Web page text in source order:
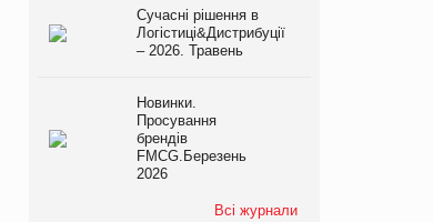
Сучасні рішення в
Логістиці&Дистрибуції
– 2026. Травень
Новинки.
Просування
брендів
FMCG.Березень
2026
Всі журнали